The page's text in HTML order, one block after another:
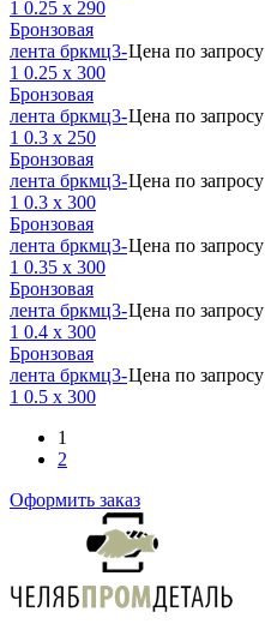
1 0.25 x 290
Бронзовая
лента бркмц3-
1 0.25 x 300
Цена по запросу
Бронзовая
лента бркмц3-
1 0.3 x 250
Цена по запросу
Бронзовая
лента бркмц3-
1 0.3 x 300
Цена по запросу
Бронзовая
лента бркмц3-
1 0.35 x 300
Цена по запросу
Бронзовая
лента бркмц3-
1 0.4 x 300
Цена по запросу
Бронзовая
лента бркмц3-
1 0.5 x 300
Цена по запросу
1
2
Оформить заказ